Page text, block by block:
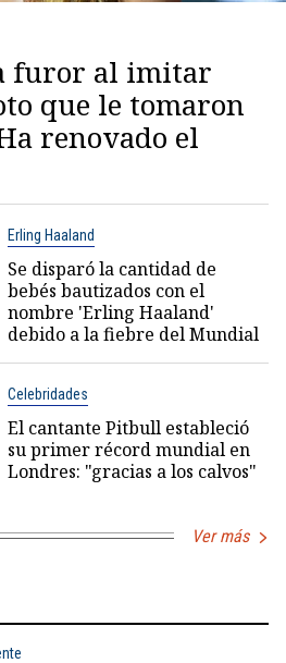
furor al imitar
que le tomaron
renovado el
Erling Haaland
Se disparó la cantidad de
bebés bautizados con el
nombre 'Erling Haaland'
debido a la fiebre del Mundial
Celebridades
El cantante Pitbull estableció
su primer récord mundial en
Londres: "gracias a los calvos"
Ver más